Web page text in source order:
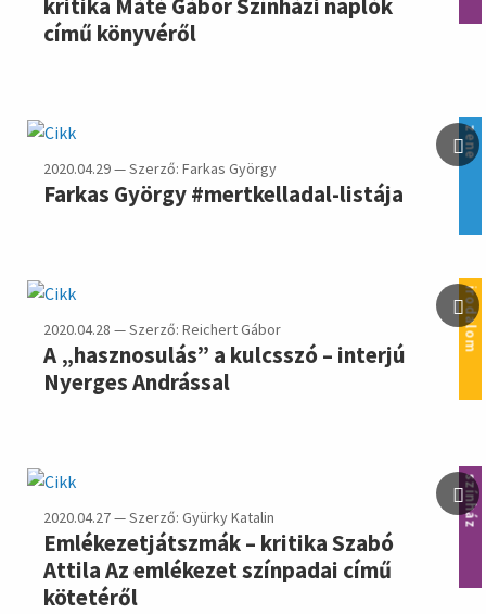
kritika Máté Gábor Színházi naplók
című könyvéről
zene
2020.04.29 — Szerző: Farkas György
Farkas György #mertkelladal-listája
irodalom
2020.04.28 — Szerző: Reichert Gábor
A „hasznosulás” a kulcsszó – interjú
Nyerges Andrással
színház
2020.04.27 — Szerző: Gyürky Katalin
Emlékezetjátszmák – kritika Szabó
Attila Az emlékezet színpadai című
kötetéről